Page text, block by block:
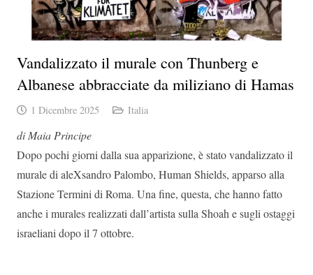
Vandalizzato il murale con Thunberg e
Albanese abbracciate da miliziano di Hamas
1 Dicembre 2025 Italia
di Maia Principe
Dopo pochi giorni dalla sua apparizione, è stato vandalizzato il
murale di aleXsandro Palombo, Human Shields, apparso alla
Stazione Termini di Roma. Una fine, questa, che hanno fatto
anche i murales realizzati dall’artista sulla Shoah e sugli ostaggi
israeliani dopo il 7 ottobre.